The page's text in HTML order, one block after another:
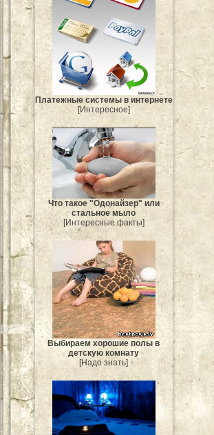
Платежные системы в интернете
[Интересное]
Что такое "Одонайзер" или
стальное мыло
[Интересные факты]
Выбираем хорошие полы в
детскую комнату
[Надо знать]